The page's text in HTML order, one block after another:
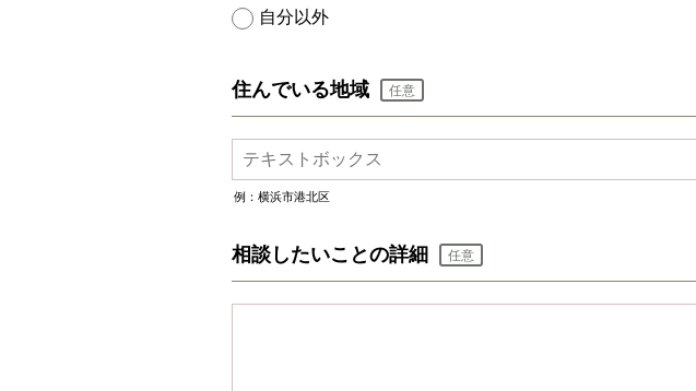
自分以外
住んでいる地域 任意
例：横浜市港北区
相談したいことの詳細 任意